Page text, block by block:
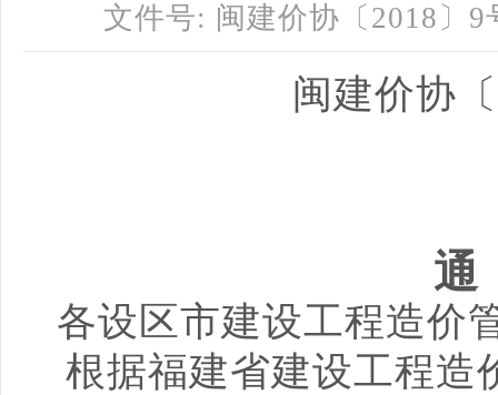
文件号: 闽建价协〔2018〕9
闽建价协〔
通
各设区市建设工程造价
根据福建省建设工程造